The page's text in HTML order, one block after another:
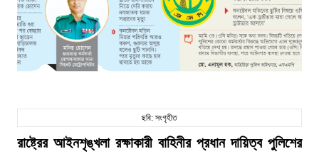
ছবি: সংগৃহীত
রাষ্ট্রের আইনশৃঙ্খলা রক্ষাকারী বাহিনীর প্রধান দায়িত্ব পুলিশের